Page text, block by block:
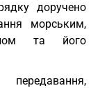
доручено
морським,
та його